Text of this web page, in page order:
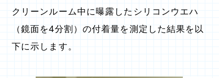
クリーンルーム中に曝露したシリコンウエハ
（鏡面を4分割）の付着量を測定した結果を以
下に示します。